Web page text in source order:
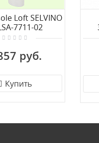
Loft SELVINO
7711-02
руб.
Купить